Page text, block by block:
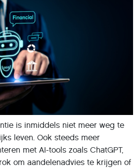
is inmiddels niet meer weg te
leven. Ook steeds meer
met AI-tools zoals ChatGPT,
om aandelenadvies te krijgen of